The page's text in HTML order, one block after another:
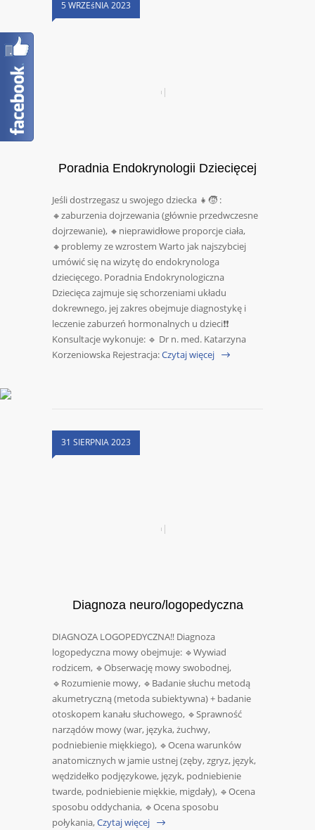
5 WRZEśNIA 2023
Poradnia Endokrynologii Dziecięcej
Jeśli dostrzegasz u swojego dziecka 👧🧒 :
🔸zaburzenia dojrzewania (głównie przedwczesne
dojrzewanie), 🔸nieprawidłowe proporcje ciała,
🔸problemy ze wzrostem Warto jak najszybciej
umówić się na wizytę do endokrynologa
dziecięcego. Poradnia Endokrynologiczna
Dziecięca zajmuje się schorzeniami układu
dokrewnego, jej zakres obejmuje diagnostykę i
leczenie zaburzeń hormonalnych u dzieci❗❗
Konsultacje wykonuje: 🔹 Dr n. med. Katarzyna
Korzeniowska Rejestracja:Czytaj więcej
31 SIERPNIA 2023
Diagnoza neuro/logopedyczna
DIAGNOZA LOGOPEDYCZNA‼️ Diagnoza
logopedyczna mowy obejmuje: 🔹Wywiad
rodzicem, 🔹Obserwację mowy swobodnej,
🔹Rozumienie mowy, 🔹Badanie słuchu metodą
akumetryczną (metoda subiektywna) + badanie
otoskopem kanału słuchowego, 🔹Sprawność
narządów mowy (war, języka, żuchwy,
podniebienie miękkiego), 🔹Ocena warunków
anatomicznych w jamie ustnej (zęby, zgryz, język,
wędzidełko podjęzykowe, język, podniebienie
twarde, podniebienie miękkie, migdały), 🔹Ocena
sposobu oddychania, 🔹Ocena sposobu
połykania,Czytaj więcej